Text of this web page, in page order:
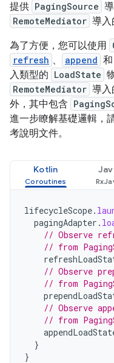
提供 PagingSource
RemoteMediator 導入
為了方便，您可以使用
refresh 、 append 和
入類型的 LoadState
RemoteMediator 導入
外，其中包含
進一步瞭解基礎邏輯，
考說明文件。
Kotlin
lifecycleScope.
pagingAdapter .
// Observe
// from
// Observe
// from
// Observe
// from
}
}